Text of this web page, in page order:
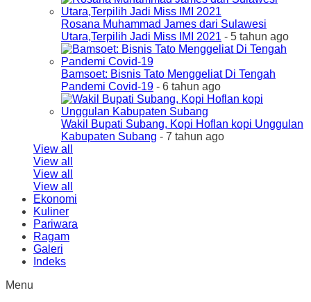
Rosana Muhammad James dari Sulawesi
Utara,Terpilih Jadi Miss IMI 2021 - 5 tahun ago
Bamsoet: Bisnis Tato Menggeliat Di Tengah
Pandemi Covid-19 - 6 tahun ago
Wakil Bupati Subang, Kopi Hoflan kopi Unggulan
Kabupaten Subang - 7 tahun ago
View all
View all
View all
View all
Ekonomi
Kuliner
Pariwara
Ragam
Galeri
Indeks
Menu